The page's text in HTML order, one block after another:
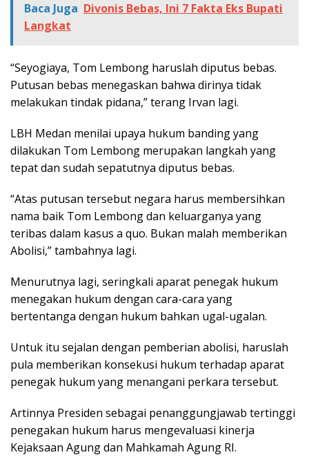
Baca Juga Divonis Bebas, Ini 7 Fakta Eks Bupati
Langkat
“Seyogiaya, Tom Lembong haruslah diputus bebas.
Putusan bebas menegaskan bahwa dirinya tidak
melakukan tindak pidana,” terang Irvan lagi.
LBH Medan menilai upaya hukum banding yang
dilakukan Tom Lembong merupakan langkah yang
tepat dan sudah sepatutnya diputus bebas.
“Atas putusan tersebut negara harus membersihkan
nama baik Tom Lembong dan keluarganya yang
teribas dalam kasus a quo. Bukan malah memberikan
Abolisi,” tambahnya lagi.
Menurutnya lagi, seringkali aparat penegak hukum
menegakan hukum dengan cara-cara yang
bertentanga dengan hukum bahkan ugal-ugalan.
Untuk itu sejalan dengan pemberian abolisi, haruslah
pula memberikan konsekusi hukum terhadap aparat
penegak hukum yang menangani perkara tersebut.
Artinnya Presiden sebagai penanggungjawab tertinggi
penegakan hukum harus mengevaluasi kinerja
Kejaksaan Agung dan Mahkamah Agung RI.